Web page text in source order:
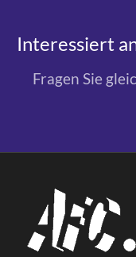
Interessiert
Fragen Sie